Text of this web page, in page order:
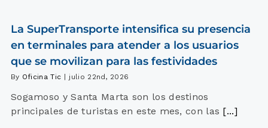
La SuperTransporte intensifica su presencia
en terminales para atender a los usuarios
que se movilizan para las festividades
By Oficina Tic julio 22nd, 2026
Sogamoso y Santa Marta son los destinos
principales de turistas en este mes, con las [...]